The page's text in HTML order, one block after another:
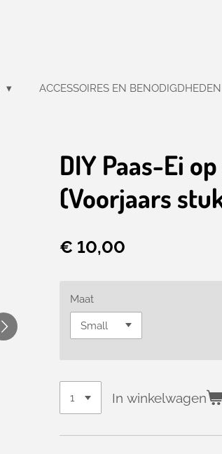
ACCESSOIRES EN BENODIGDHEDEN
DIY Paas-Ei
(Voorjaars
€ 10,00
Maat
In winkelwagen